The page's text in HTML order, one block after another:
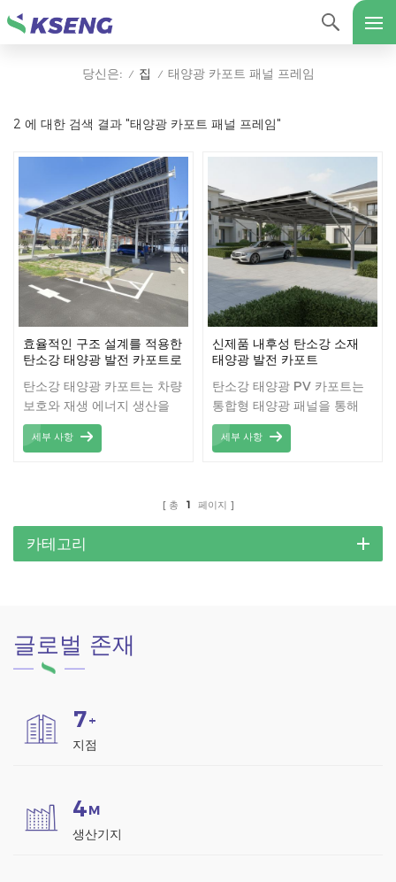
당신은: / 집 / 태양광 카포트 패널 프레임
2 에 대한 검색 결과 "태양광 카포트 패널 프레임"
효율적인 구조 설계를 적용한
탄소강 태양광 발전 카포트로
세요.
탄소강 태양광 카포트는 차량
보호와 재생 에너지 생산을
결합한 혁신적이고 실용적인
솔루션입니다. 고품질 탄소강
한 기상 조건에서도 장기간
안정적인 사용을 보장합니다.
효율적인 구조 설계로 태양광
패널을 효과적으로 지지하여
거 공간과 상업 공간의 전체
적인 미관을 향상시켜 지속
가능한 에너지 솔루션을 일상
에게 이상적인 선택입니다.
설치 및 유지 관리가 간편한
이 카포트는 기능성과 지속
세부 사항
신제품 내후성 탄소강 소재
태양광 발전 카포트
탄소강 태양광 PV 카포트는
통합형 태양광 패널을 통해
깨끗하고 재생 가능한 에너지
를 생산하면서 그늘진 주차
다. 내구성이 뛰어난 탄소강
으로 제작된 이 카포트는 뛰
어난 강도와 수명을 자랑하
며, 다양한 기후에서 장기간
세부 사항
총 1 페이지
카테고리
글로벌 존재
7+
지점
4M
생산기지